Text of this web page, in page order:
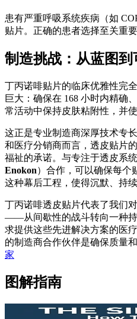
患有严重呼吸系统疾病（如
贴片。正确的患者选择至关重要
制造挑战：从蓝图
丁丙诺啡贴片的临床优雅性完
巨大：确保在 168 小时内精确
常活动中保持皮肤粘附性，并
这正是专业制造商深厚技术专
和医疗分销商而言，透皮贴片
福祉的承诺。与专注于透皮系
Enokon）合作，可以确保每个
这种幕后工程，使得沉默、持
丁丙诺啡透皮贴片代表了我们
——从间歇性的战斗转向一种
求提供这些先进解决方案的医
的制造商合作伙伴是确保质量
家
图解指南